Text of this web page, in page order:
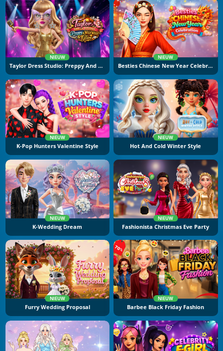
NIEUW
Taylor Dress Studio: Preppy And Wild West Glam
NIEUW
Besties Chinese New Year Celebration
NIEUW
K-Pop Hunters Valentine Style
NIEUW
Hot And Cold Winter Style
NIEUW
K-Wedding Dream
NIEUW
Fashionista Christmas Eve Party
NIEUW
Furry Wedding Proposal
NIEUW
Barbee Black Friday Fashion